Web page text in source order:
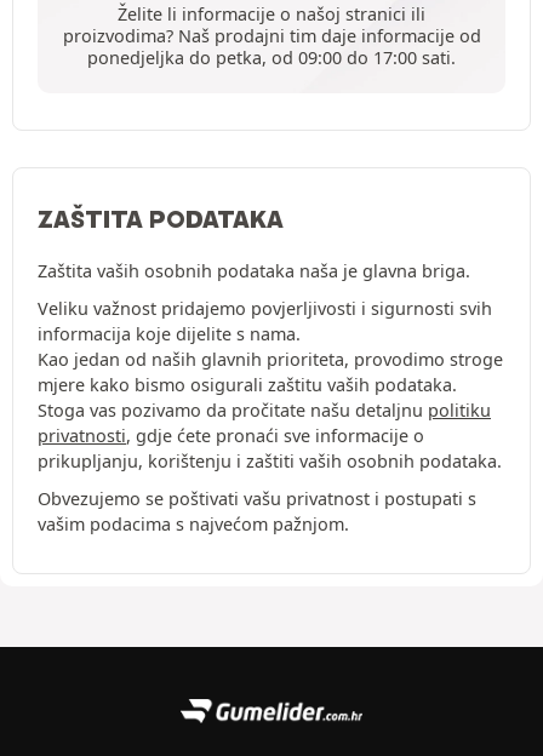
Želite li informacije o našoj stranici ili
proizvodima? Naš prodajni tim daje informacije od
ponedjeljka do petka, od 09:00 do 17:00 sati.
ZAŠTITA PODATAKA
Zaštita vaših osobnih podataka naša je glavna briga.
Veliku važnost pridajemo povjerljivosti i sigurnosti svih
informacija koje dijelite s nama.
Kao jedan od naših glavnih prioriteta, provodimo stroge
mjere kako bismo osigurali zaštitu vaših podataka.
Stoga vas pozivamo da pročitate našu detaljnu politiku
privatnosti, gdje ćete pronaći sve informacije o
prikupljanju, korištenju i zaštiti vaših osobnih podataka.
Obvezujemo se poštivati vašu privatnost i postupati s
vašim podacima s najvećom pažnjom.